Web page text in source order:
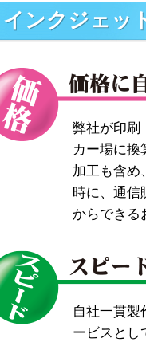
インクジェッ
弊社が印刷
カー場に換
加工も含め
時に、通信
からできる
自社一貫製
ービスとし